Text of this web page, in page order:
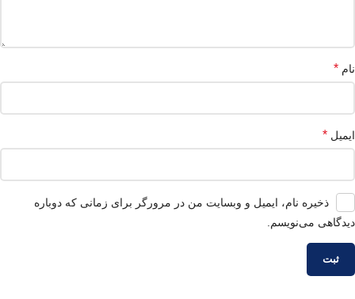
نام *
ایمیل *
ذخیره نام، ایمیل و وبسایت من در مرورگر برای زمانی که دوباره
دیدگاهی می‌نویسم.